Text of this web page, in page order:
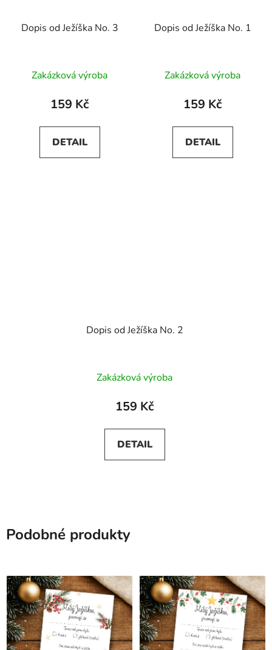
Dopis od Ježíška No. 3
hodnocení
produktu
5,0
z
Zakázková výroba
159 Kč
DETAIL
Dopis od Ježíška No. 1
hodnocení
produktu
5,0
z
Zakázková výroba
159 Kč
DETAIL
Dopis od Ježíška No. 2
hodnocení
produktu
5,0
z
Zakázková výroba
159 Kč
DETAIL
Podobné produkty